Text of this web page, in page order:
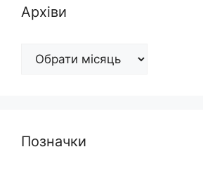
Архіви
Архіви
Позначки